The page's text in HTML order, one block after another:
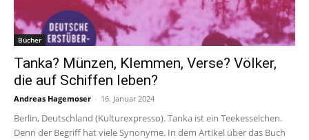
Bücher
Tanka? Münzen, Klemmen, Verse? Völker,
die auf Schiffen leben?
Andreas Hagemoser - 16. Januar 2024
Berlin, Deutschland (Kulturexpresso). Tanka ist ein Teekesselchen.
Denn der Begriff hat viele Synonyme. In dem Artikel über das Buch